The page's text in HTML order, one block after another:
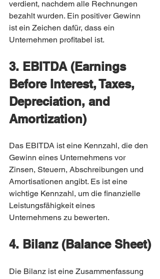
verdient, nachdem alle Rechnungen
bezahlt wurden. Ein positiver Gewinn
ist ein Zeichen dafür, dass ein
Unternehmen profitabel ist.
3. EBITDA (Earnings
Before Interest, Taxes,
Depreciation, and
Amortization)
Das EBITDA ist eine Kennzahl, die den
Gewinn eines Unternehmens vor
Zinsen, Steuern, Abschreibungen und
Amortisationen angibt. Es ist eine
wichtige Kennzahl, um die finanzielle
Leistungsfähigkeit eines
Unternehmens zu bewerten.
4. Bilanz (Balance Sheet)
Die Bilanz ist eine Zusammenfassung